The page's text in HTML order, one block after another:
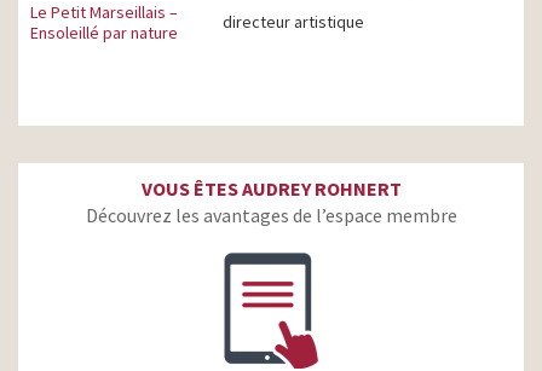
Le Petit Marseillais –
Ensoleillé par nature
directeur artistique
VOUS ÊTES AUDREY ROHNERT
Découvrez les avantages de l’espace membre